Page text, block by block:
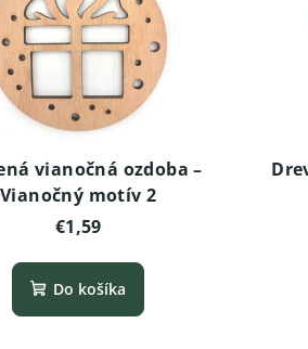
vianočná ozdoba –
Vianočný motív 2
€1,59
Do košíka